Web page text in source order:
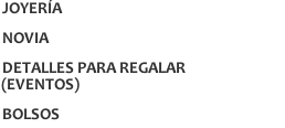
JOYERÍA
NOVIA
DETALLES PARA REGALAR
(EVENTOS)
BOLSOS